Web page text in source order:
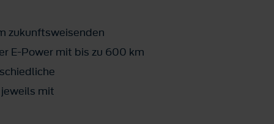
zukunftsweisenden
E-Power mit bis zu 600 km
mit